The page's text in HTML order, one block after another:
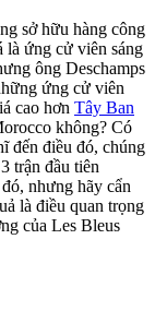
sở hữu hàng công
là ứng cử viên sáng
ông Deschamps
ứng cử viên
cao hơn Tây Ban
không? Có
đến điều đó, chúng
trận đầu tiên
nhưng hãy cẩn
là điều quan trọng
của Les Bleus